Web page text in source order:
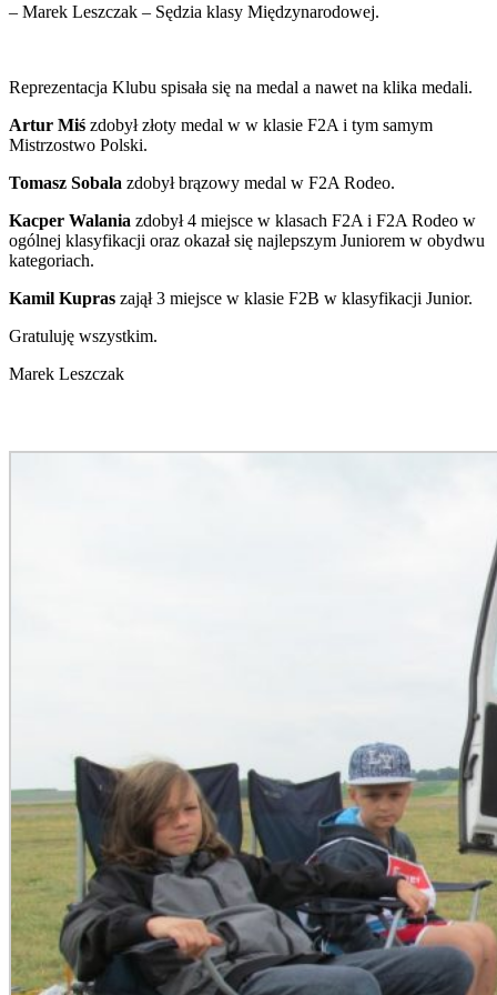
– Marek Leszczak – Sędzia klasy Międzynarodowej.
Reprezentacja Klubu spisała się na medal a nawet na klika medali.
Artur Miś zdobył złoty medal w w klasie F2A i tym samym
Mistrzostwo Polski.
Tomasz Sobala zdobył brązowy medal w F2A Rodeo.
Kacper Walania zdobył 4 miejsce w klasach F2A i F2A Rodeo w
ogólnej klasyfikacji oraz okazał się najlepszym Juniorem w obydwu
kategoriach.
Kamil Kupras zajął 3 miejsce w klasie F2B w klasyfikacji Junior.
Gratuluję wszystkim.
Marek Leszczak